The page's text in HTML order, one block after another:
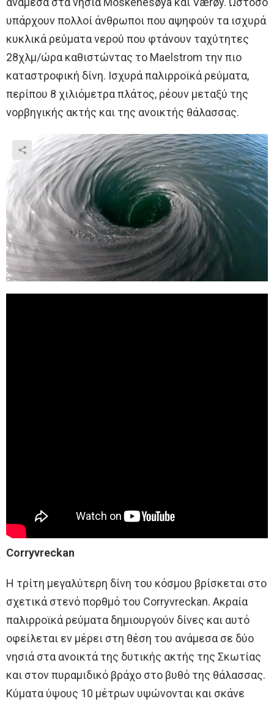
υπάρχουν πολλοί άνθρωποι που αψηφούν τα ισχυρά
κυκλικά ρεύματα νερού που φτάνουν ταχύτητες
28χλμ/ώρα καθιστώντας το Maelstrom την πιο
καταστροφική δίνη. Ισχυρά παλιρροϊκά ρεύματα,
περίπου 8 χιλιόμετρα πλάτος, ρέουν μεταξύ της
νορβηγικής ακτής και της ανοικτής θάλασσας.
Corryvreckan
Η τρίτη μεγαλύτερη δίνη του κόσμου βρίσκεται στο
σχετικά στενό πορθμό του Corryvreckan. Ακραία
παλιρροϊκά ρεύματα δημιουργούν δίνες και αυτό
οφείλεται εν μέρει στη θέση του ανάμεσα σε δύο
νησιά στα ανοικτά της δυτικής ακτής της Σκωτίας
και στον πυραμιδικό βράχο στο βυθό της θάλασσας.
Κύματα ύψους 10 μέτρων υψώνονται και σκάνε